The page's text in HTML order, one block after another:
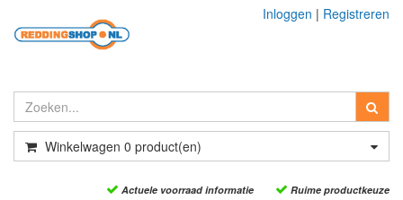
Inloggen | Registreren
Winkelwagen 0 product(en)
Actuele voorraad informatie
Ruime productkeuze